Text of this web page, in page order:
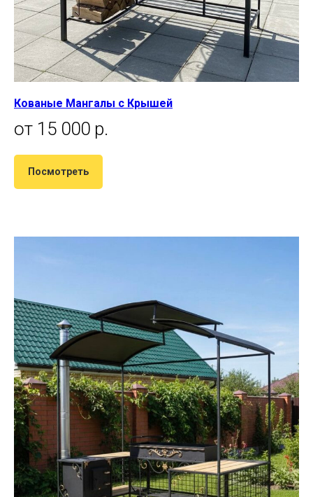
Кованые Мангалы с Крышей
от 15 000 р.
Посмотреть